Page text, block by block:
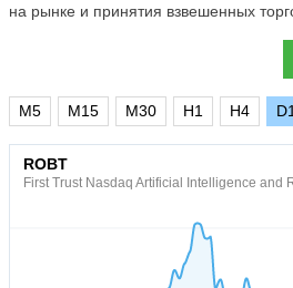
на рынке и принятия взвешенных
M5 M15 M30 H1 H4 D1
ROBT
First Trust Nasdaq Artificial Intelligence and